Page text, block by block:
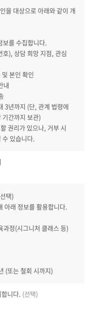
을 대상으로 아래와 같이 개
를 수집합니다.
), 상담 희망 지점, 관심
본인 확인
내
3년까지 (단, 관계 법령에
기간까지 보관)
권리가 있으나, 거부 시
있습니다.
택)
아래 정보를 활용합니다.
과정(시그니처 클래스 등)
(또는 철회 시까지)
니다. (선택)